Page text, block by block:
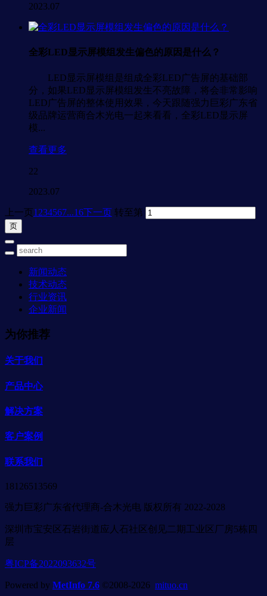
2023.07
全彩LED显示屏模组发生偏色的原因是什么？
LED显示屏模组是组成全彩LED广告屏的基础部
分，如果LED显示屏模组发生不亮故障，将会非常影响
LED广告屏的整体使用效果，今天跟随强力巨彩广东省
级品牌运营商合木光电一起来看看，全彩LED显示屏
模...
查看更多
22
2023.07
上一页1 234567...16下一页 转至第
新闻动态
技术动态
行业资讯
企业新闻
为你推荐
关于我们
产品中心
解决方案
客户案例
联系我们
18126513569
强力巨彩广东省代理商-合木光电 版权所有 2022-2028
深圳市宝安区石岩街道应人石社区创见二期工业区厂房5栋四
层
粤ICP备2022093632号
Powered by MetInfo 7.6 ©2008-2026 mituo.cn